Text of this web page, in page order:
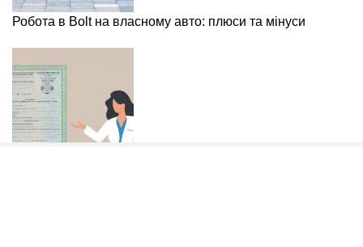
Робота в Bolt на власному авто: плюси та мінуси